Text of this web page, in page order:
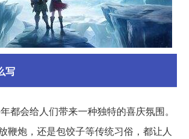
写
年都会给人们带来一种独特的喜庆氛围。
鞭炮，还是包饺子等传统习俗，都让人